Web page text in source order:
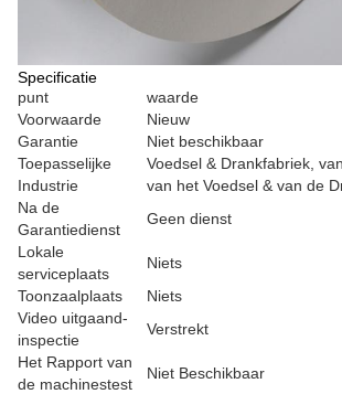
Specificatie
punt
waarde
Voorwaarde
Nieuw
Garantie
Niet beschikbaar
Toepasselijke
Industrie
Voedsel & Drankfabriek,
van het Voedsel & van de
Na de
Garantiedienst
Geen dienst
Lokale
serviceplaats
Niets
Toonzaalplaats
Niets
Video uitgaand-
inspectie
Verstrekt
Het Rapport van
de machinestest
Niet Beschikbaar